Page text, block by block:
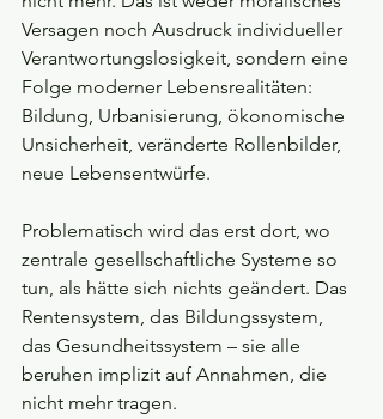
Versagen noch Ausdruck individueller
Verantwortungslosigkeit, sondern eine
Folge moderner Lebensrealitäten:
Bildung, Urbanisierung, ökonomische
Unsicherheit, veränderte Rollenbilder,
neue Lebensentwürfe.
Problematisch wird das erst dort, wo
zentrale gesellschaftliche Systeme so
tun, als hätte sich nichts geändert. Das
Rentensystem, das Bildungssystem,
das Gesundheitssystem – sie alle
beruhen implizit auf Annahmen, die
nicht mehr tragen.